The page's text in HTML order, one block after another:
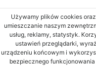
Używamy plików cookies
umieszczanie naszym
usług, reklamy, statystyk.
ustawień przeglądarki,
urządzeniu końcowym i
bezpiecznego